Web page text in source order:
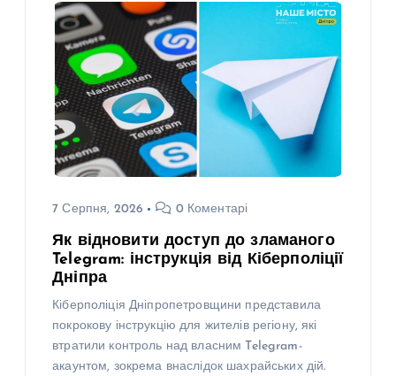
7 Серпня, 2026 0 Коментарі
Як відновити доступ до зламаного
Telegram: інструкція від Кіберполіції
Дніпра
Кіберполіція Дніпропетровщини представила
покрокову інструкцію для жителів регіону, які
втратили контроль над власним Telegram-
акаунтом, зокрема внаслідок шахрайських дій.